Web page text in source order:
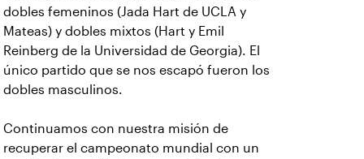
dobles femeninos (Jada Hart de UCLA y
Mateas) y dobles mixtos (Hart y Emil
Reinberg de la Universidad de Georgia). El
único partido que se nos escapó fueron los
dobles masculinos.
Continuamos con nuestra misión de
recuperar el campeonato mundial con un